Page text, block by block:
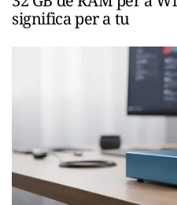
significa per a tu